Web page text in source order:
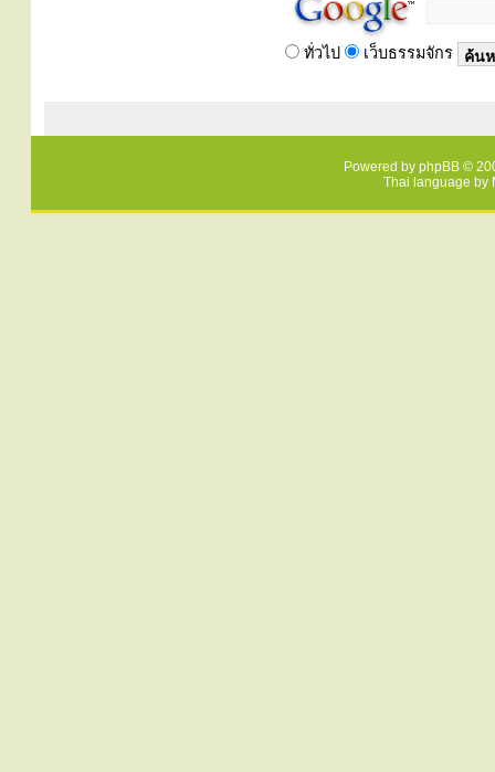
ทั่วไป เว็บธรรมจักร
Powered by phpBB ©
Thai language by